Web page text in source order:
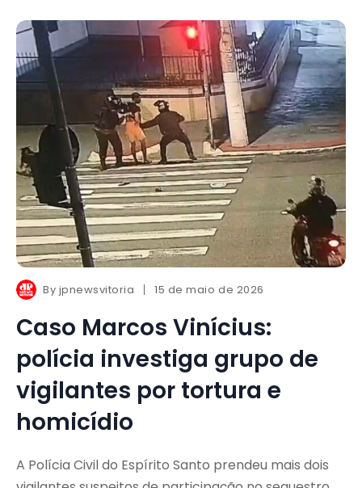
By jpnewsvitoria 15 de maio de 2026
Caso Marcos Vinícius:
polícia investiga grupo de
vigilantes por tortura e
homicídio
A Polícia Civil do Espírito Santo prendeu mais dois